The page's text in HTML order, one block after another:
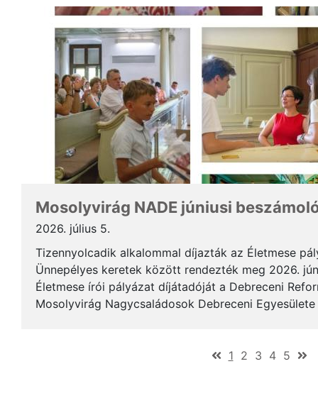
Mosolyvirág NADE júniusi
2026. július 5.
Tizennyolcadik alkalommal díjazták az Életmese
Ünnepélyes keretek között rendezték meg 2026.
Életmese írói pályázat díjátadóját a Debreceni
Mosolyvirág Nagycsaládosok Debreceni
1(current)
2 3 4 5